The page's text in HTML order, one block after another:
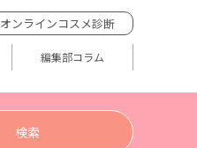
オンラインコスメ診断
編集部コラム